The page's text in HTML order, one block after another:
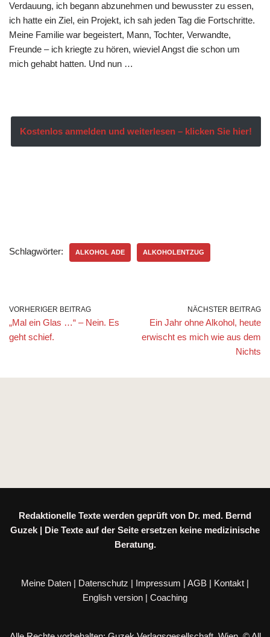
Verdauung, ich begann abzunehmen und bewusster zu essen,
ich hatte ein Ziel, ein Projekt, ich sah jeden Tag die Fortschritte.
Meine Familie war begeistert, Mann, Tochter, Verwandte,
Freunde – ich kriegte zu hören, wieviel Angst die schon um
mich gehabt hatten. Und nun …
Kostenlos anmelden und weiterlesen – klicken Sie hier!
Schlagwörter: ALKOHOL ADE ALKOHOLENTZUG
VORHERIGER BEITRAG
„Mal ein Glas …“ – Nein. Es
geht schief.
NÄCHSTER BEITRAG
Ein Jahr ohne Alkohol, heute
erwischt es mich wie aus dem
Nichts
Redaktionelle Texte werden geprüft von Dr. med. Bernd
Guzek | Die Texte auf der Seite ersetzen keine medizinische
Beratung.
Meine Daten | Datenschutz | Impressum | AGB | Kontakt |
English version | Coaching